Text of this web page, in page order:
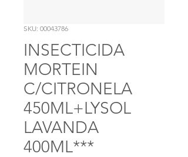
SKU: 00043786
INSECTICIDA
MORTEIN
C/CITRONELA
450ML+LYSOL
LAVANDA
400ML***